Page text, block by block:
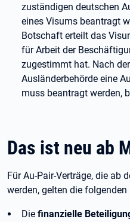
zuständigen deutschen
eines Visums beantragt
Botschaft erteilt das
für Arbeit der
zugestimmt hat. Nach
Ausländerbehörde eine
muss beantragt werden,
Das ist neu ab
Für Au-Pair-Verträge, die ab
werden, gelten die folgenden
Die finanzielle